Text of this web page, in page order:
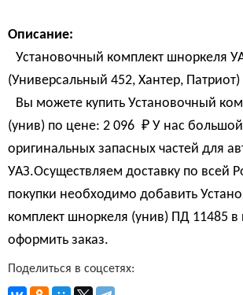
Описание:
Установочный комплект шноркеля
(Универсальный 452, Хантер, Патриот)
Вы можете купить Установочный
(унив) по цене: 2 096 ₽ У нас
оригинальных запасных частей для
УАЗ.Осуществляем доставку по всей
покупки необходимо добавить
комплект шноркеля (унив) ПД 11485 в
оформить заказ.
Поделиться в соцсетях: